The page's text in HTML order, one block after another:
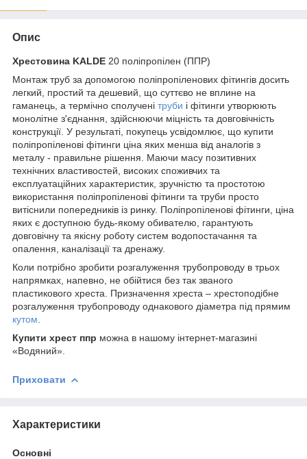
Опис
Хрестовина KALDE 20 поліпропілен (ППР)
Монтаж труб за допомогою поліпропіленових фітингів досить
легкий, простий та дешевий, що суттєво не вплине на
гаманець, а термічно сполучені труби і фітинги утворюють
монолітне з'єднання, здійснюючи міцність та довговічність
конструкції. У результаті, покупець усвідомлює, що купити
поліпропіленові фітинги ціна яких менша від аналогів з
металу - правильне рішення. Маючи масу позитивних
технічних властивостей, високих споживчих та
експлуатаційних характеристик, зручністю та простотою
використання поліпропіленові фітинги та труби просто
витіснили попередників із ринку. Поліпропіленові фітинги, ціна
яких є доступною будь-якому обивателю, гарантують
довговічну та якісну роботу систем водопостачання та
опалення, каналізації та дренажу.
Коли потрібно зробити розгалуження трубопроводу в трьох
напрямках, напевно, не обійтися без так званого
пластикового хреста. Призначення хреста – хрестоподібне
розгалуження трубопроводу однакового діаметра під прямим
кутом
Купити хрест ппр можна в нашому інтернет-магазині
«Водяний».
Приховати
Характеристики
Основні